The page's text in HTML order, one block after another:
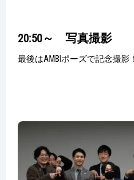
20:50～ 写真撮影
最後はAMBIポーズで記念撮影！